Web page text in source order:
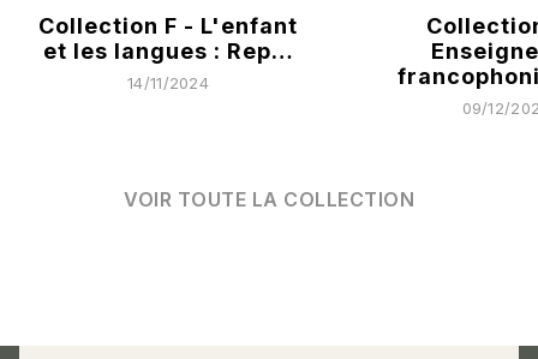
Collection F - L'enfant
et les langues : Rep…
14/11/2024
09/12/
VOIR TOUTE LA COLLECTION